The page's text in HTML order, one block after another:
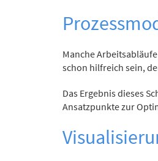
Manche
schon hilfreich sein,
Das Ergebnis dieses
Ansatzpunkte zur